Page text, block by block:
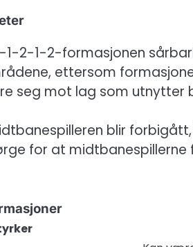
1-2-1-2-formasjonen
ettersom
seg mot lag som utnytter
blir
for at